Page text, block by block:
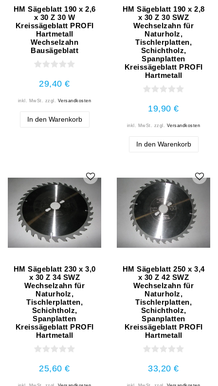
HM Sägeblatt 190 x 2,6
x 30 Z 30 W
Kreissägeblatt PROFI
Hartmetall
Wechselzahn
Bausägeblatt
29,40 €
inkl. MwSt. zzgl. Versandkosten
In den Warenkorb
HM Sägeblatt 190 x 2,8
x 30 Z 30 SWZ
Wechselzahn für
Naturholz,
Tischlerplatten,
Schichtholz,
Spanplatten
Kreissägeblatt PROFI
Hartmetall
19,90 €
inkl. MwSt. zzgl. Versandkosten
In den Warenkorb
HM Sägeblatt 230 x 3,0
x 30 Z 34 SWZ
Wechselzahn für
Naturholz,
Tischlerplatten,
Schichtholz,
Spanplatten
Kreissägeblatt PROFI
Hartmetall
25,60 €
HM Sägeblatt 250 x 3,4
x 30 Z 42 SWZ
Wechselzahn für
Naturholz,
Tischlerplatten,
Schichtholz,
Spanplatten
Kreissägeblatt PROFI
Hartmetall
33,20 €